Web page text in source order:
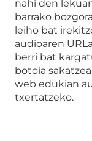
nahi den
barrako
leiho bat
audioaren
berri bat
botoia
web edukian
txertatzeko.